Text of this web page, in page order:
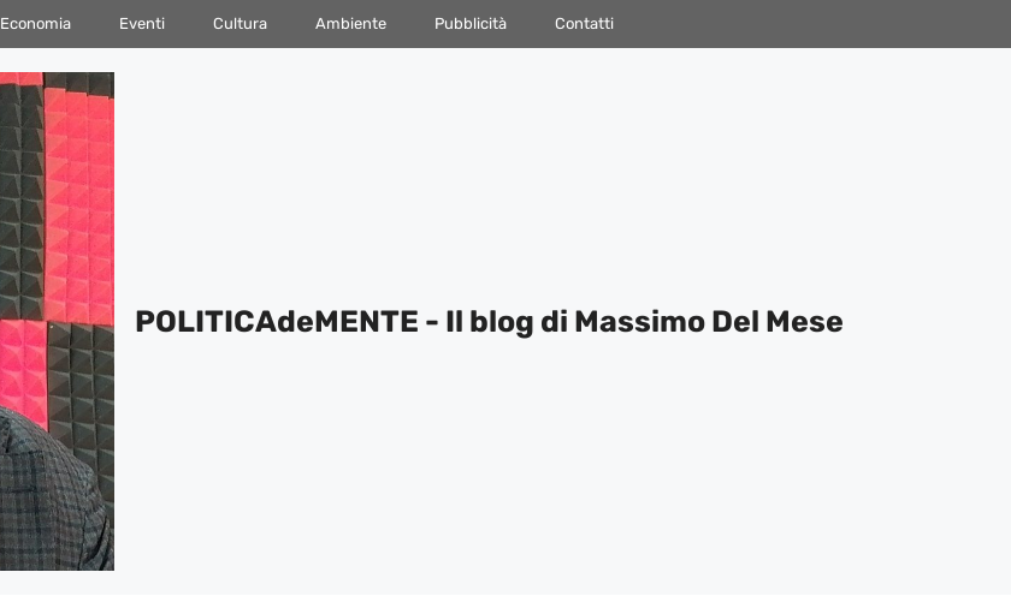
Economia Eventi Cultura Ambiente Pubblicità Contatti
POLITICAdeMENTE - Il blog di Massimo Del Mese